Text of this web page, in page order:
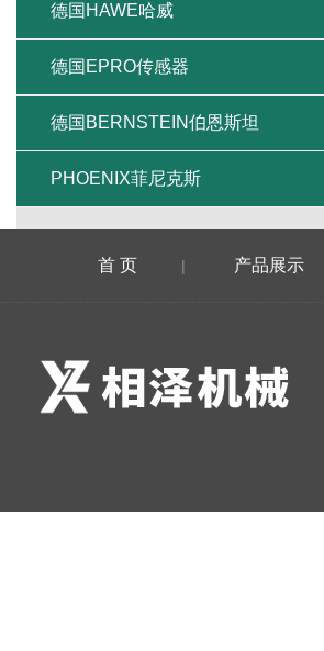
德国HAWE哈威
德国EPRO传感器
德国BERNSTEIN伯恩斯坦
PHOENIX菲尼克斯
首 页 | 产品展示